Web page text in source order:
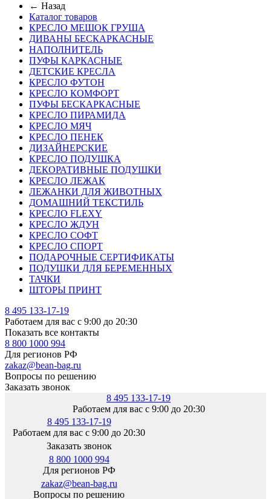
← Назад
Каталог товаров
КРЕСЛО МЕШОК ГРУША
ДИВАНЫ БЕСКАРКАСНЫЕ
НАПОЛНИТЕЛЬ
ПУФЫ КАРКАСНЫЕ
ДЕТСКИЕ КРЕСЛА
КРЕСЛО ФУТОН
КРЕСЛО КОМФОРТ
ПУФЫ БЕСКАРКАСНЫЕ
КРЕСЛО ПИРАМИДА
КРЕСЛО МЯЧ
КРЕСЛО ПЕНЕК
ДИЗАЙНЕРСКИЕ
КРЕСЛО ПОДУШКА
ДЕКОРАТИВНЫЕ ПОДУШКИ
КРЕСЛО ЛЕЖАК
ЛЕЖАНКИ ДЛЯ ЖИВОТНЫХ
ДОМАШНИЙ ТЕКСТИЛЬ
КРЕСЛО FLEXY
КРЕСЛО ЖДУН
КРЕСЛО СОФТ
КРЕСЛО СПОРТ
ПОДАРОЧНЫЕ СЕРТИФИКАТЫ
ПОДУШКИ ДЛЯ БЕРЕМЕННЫХ
ТАЧКИ
ШТОРЫ ПРИНТ
8 495 133-17-19
Работаем для вас с 9:00 до 20:30
Показать все контакты
8 800 1000 994
Для регионов РФ
zakaz@bean-bag.ru
Вопросы по решению
Заказать звонок
8 495 133-17-19
Работаем для вас с 9:00 до 20:30
8 495 133-17-19
Работаем для вас с 9:00 до 20:30
Заказать звонок
8 800 1000 994
Для регионов РФ
zakaz@bean-bag.ru
Вопросы по решению